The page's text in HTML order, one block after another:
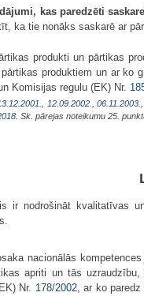
kas paredzēti
ka tie nonāks saskarē ar
produkti un pārtikas
produktiem un ar ko
Komisijas regulu (EK) Nr.
12.09.2002. ,06.11.2003.
Sk. pārejas noteikumu 25.
ir nodrošināt kvalitatīvas
nacionālās
apriti un tās
Nr. 178/2002, ar ko